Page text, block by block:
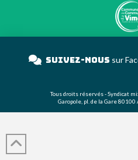
Suivez-nous sur
Tous droits réservés - Syndicat
Garopole, pl. de la Gare